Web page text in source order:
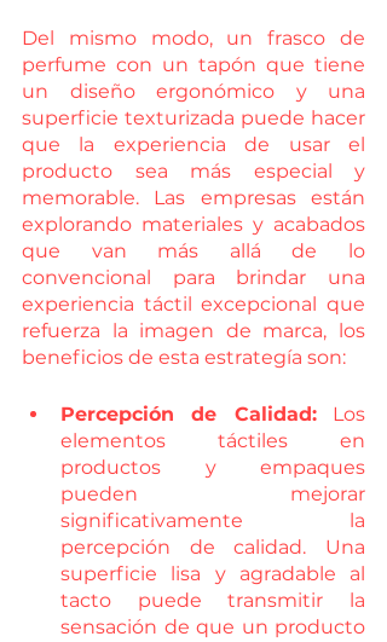
Del mismo modo, un frasco de
perfume con un tapón que tiene
un diseño ergonómico y una
superficie texturizada puede hacer
que la experiencia de usar el
producto sea más especial y
memorable. Las empresas están
explorando materiales y acabados
que van más allá de lo
convencional para brindar una
experiencia táctil excepcional que
refuerza la imagen de marca, los
beneficios de esta estrategía son:
Percepción de Calidad: Los
elementos táctiles en
productos y empaques
pueden mejorar
significativamente la
percepción de calidad. Una
superficie lisa y agradable al
tacto puede transmitir la
sensación de que un producto